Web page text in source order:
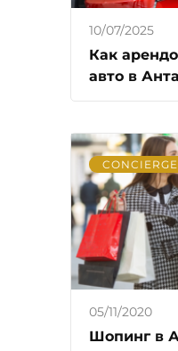
10/07/2025
Как
авто в
CONCIERGE
05/11/2020
Шопинг в